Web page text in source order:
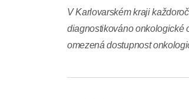
V Karlovarském kraji
diagnostikováno onkologické
omezená dostupnost